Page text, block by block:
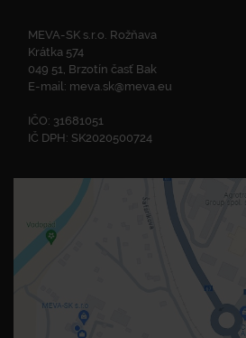
MEVA-SK s.r.o. Rožňava
Krátka 574
049 51, Brzotín časť Bak
E-mail: meva.sk@meva.eu
IČO: 31681051
IČ DPH: SK2020500724